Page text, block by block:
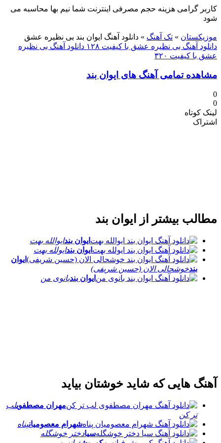
کاربر گرامی هزینه حجم مصرفی اینترنت شما نیم بها محاسبه می
شود
موزیکستان » تک آهنگ » دانلود آهنگ ایوان بند بی نظیره عشق
دانلود آهنگ بی نظیره عشق با کیفیت ۱۲۸
دانلود آهنگ بی نظیره
عشق با کیفیت ۳۲۰
مشاهده تمامی آهنگ های ایوان بند
0
0
لینک کوتاه
اشتراک
مطالب بیشتر از ایوان بند
ایوان بندایوالله بهت
ایوان بندایولله بهت
ایوان
بندخوشحالی الان (حسین شریفی)
ایوان بندبانوی من
آهنگ هایی که شاید خوشتان بیاید
مهران مصطفویلب
تر کن
شهرام معصومیانپناه
سیادختر خوشگله